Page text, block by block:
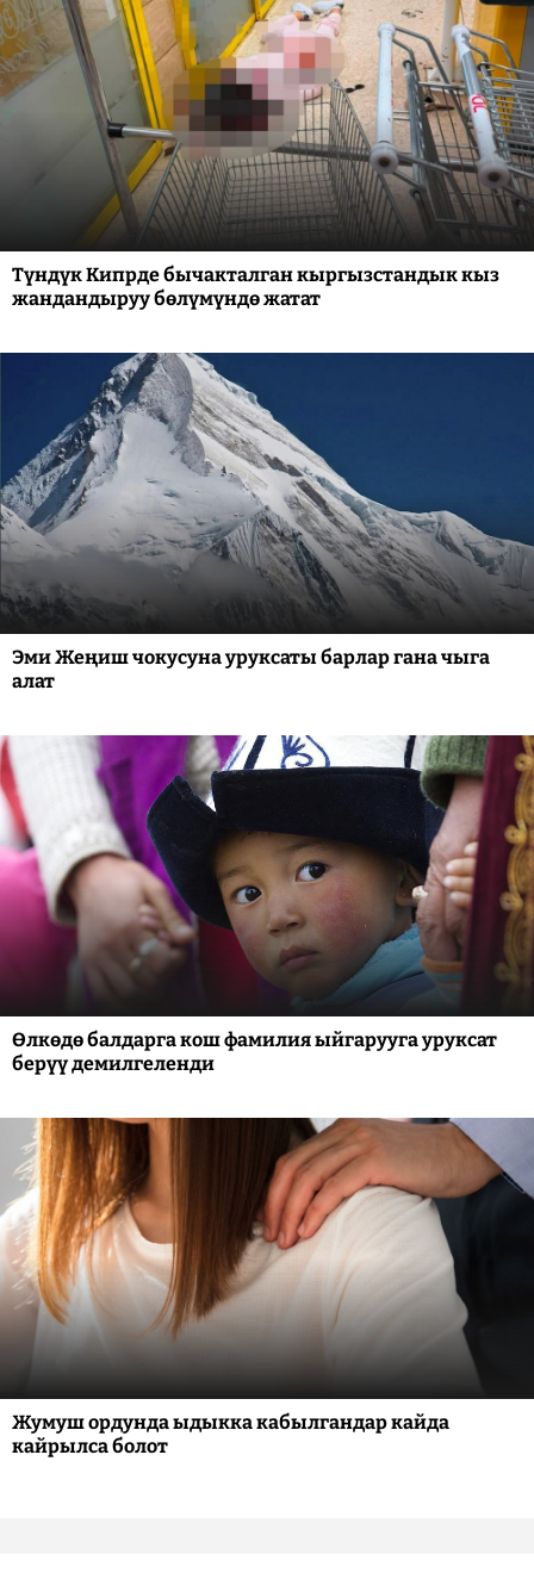
Түндүк Кипрде бычакталган кыргызстандык кыз
жандандыруу бөлүмүндө жатат
Эми Жеңиш чокусуна уруксаты барлар гана чыга
алат
Өлкөдө балдарга кош фамилия ыйгарууга уруксат
берүү демилгеленди
Жумуш ордунда ыдыкка кабылгандар кайда
кайрылса болот